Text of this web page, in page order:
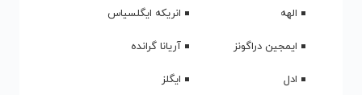
الهه
انریکه ایگلسیاس
ایمجین دراگونز
آریانا گرانده
ادل
ایگلز